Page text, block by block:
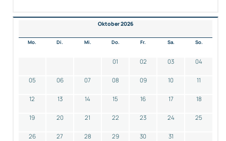
Oktober 2026
Mo. Di. Mi. Do. Fr. Sa. So.
01 02 03 04
05 06 07 08 09 10 11
12 13 14 15 16 17 18
19 20 21 22 23 24 25
26 27 28 29 30 31